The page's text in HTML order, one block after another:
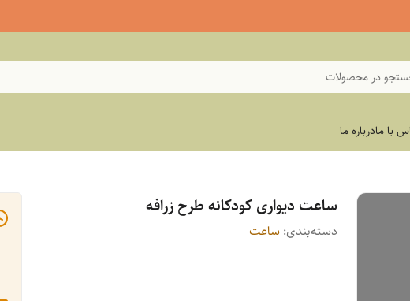
در محصولات
با مادرباره ما
ساعت دیواری کودکانه طرح زرافه
دسته‌بندی:ساعت